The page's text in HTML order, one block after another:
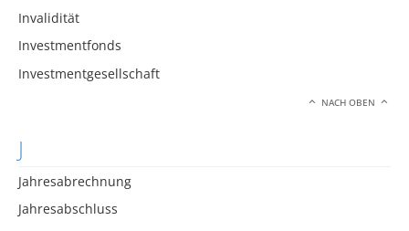
Invalidität
Investmentfonds
Investmentgesellschaft
NACH OBEN
J
Jahresabrechnung
Jahresabschluss